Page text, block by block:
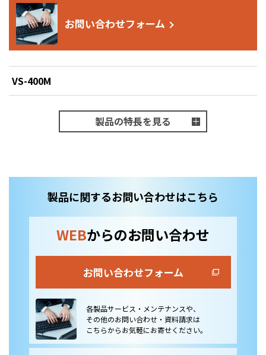
お問い合わせフォーム
VS-400M
製品の特長を見る
製品に関するお問い合わせはこちら
WEBからのお問い合わせ
お問い合わせフォーム
各製品サービス・メンテナンスや、
その他のお問い合わせ・資料請求は
こちらからお気軽にお寄せください。